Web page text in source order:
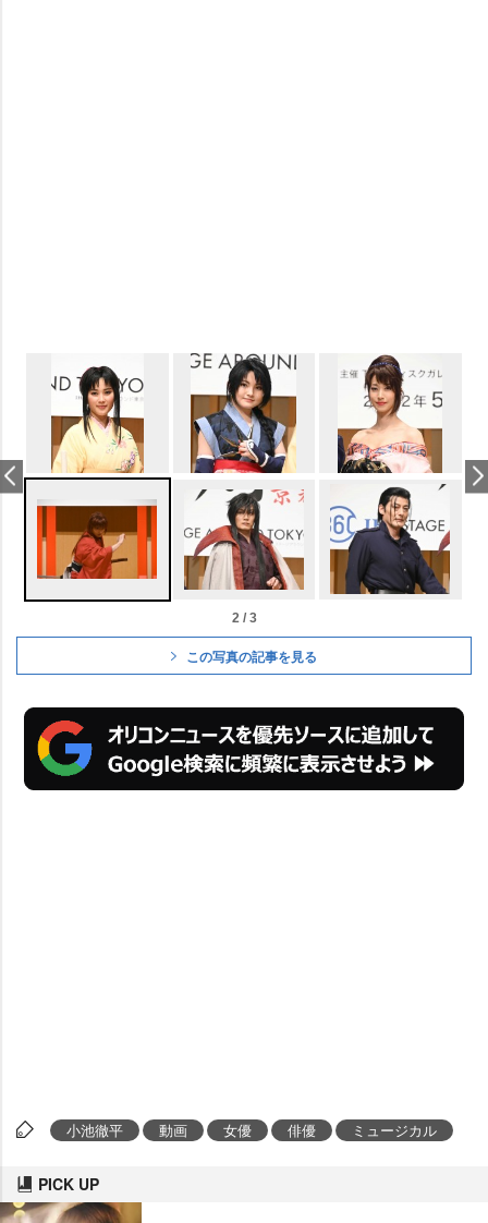
2 / 3
この写真の記事を見る
小池徹平 動画 女優 俳優 ミュージカル
PICK UP